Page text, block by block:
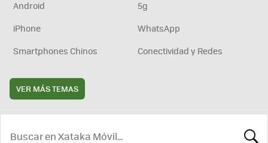
Android
5g
iPhone
WhatsApp
Smartphones Chinos
Conectividad y Redes
VER MÁS TEMAS